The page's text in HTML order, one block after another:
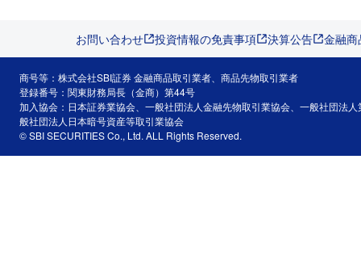
お問い合わせ 投資情報の免責事項 決算公告 金融
商号等：株式会社SBI証券 金融商品取引業者、商品先物取引業者
登録番号：関東財務局長（金商）第44号
加入協会：日本証券業協会、一般社団法人金融先物取引業協会、一般社団法
般社団法人日本暗号資産等取引業協会
© SBI SECURITIES Co., Ltd. ALL Rights Reserved.